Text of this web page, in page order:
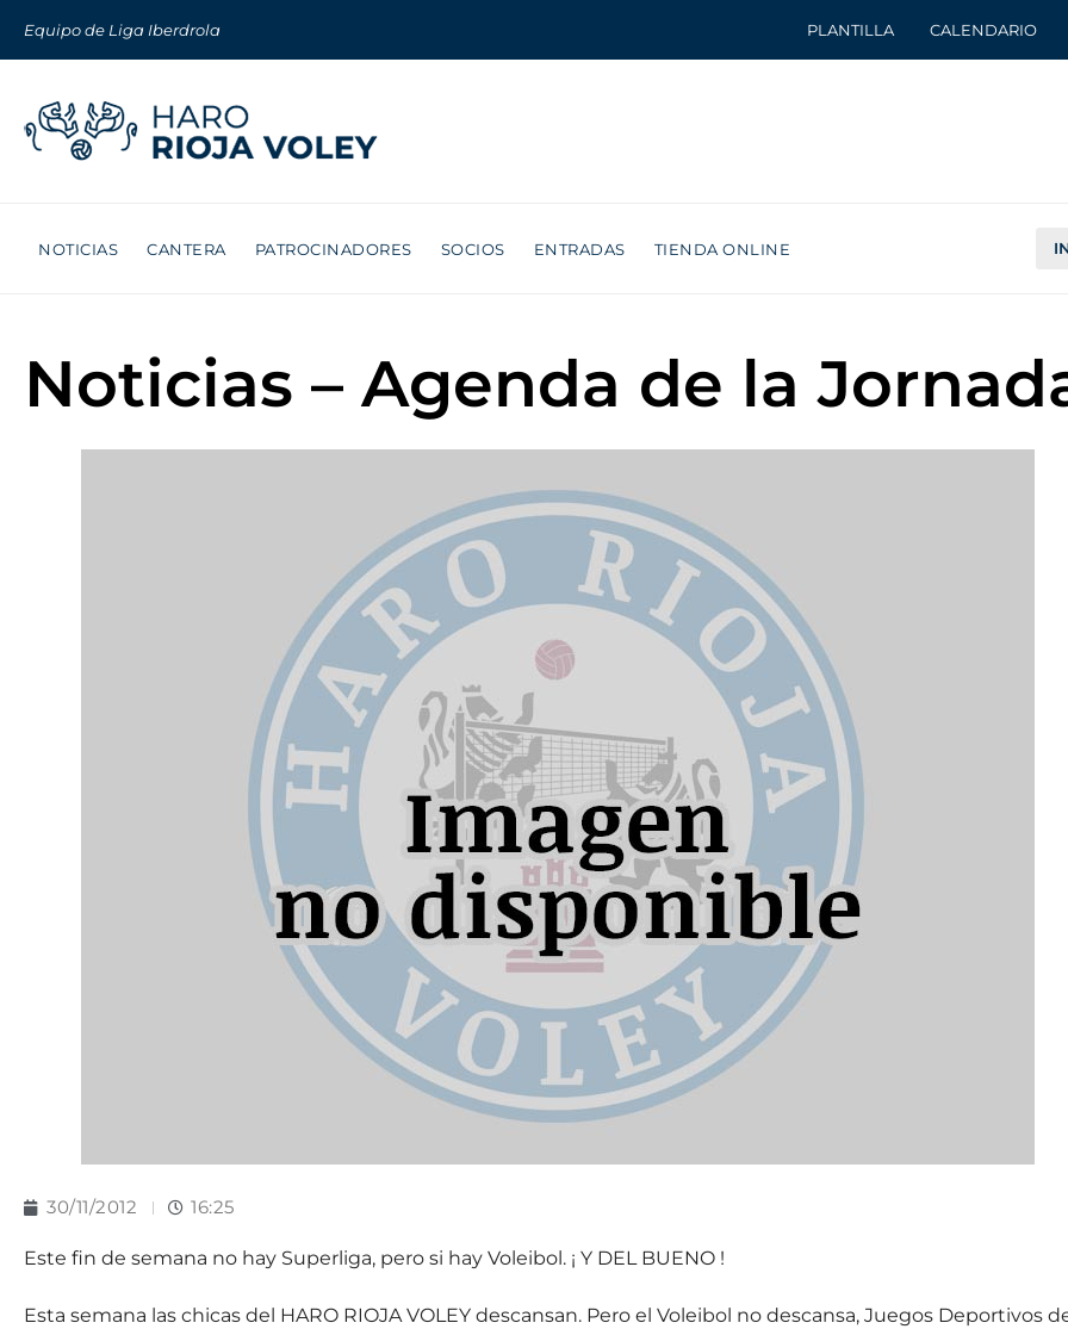
Equipo de Liga Iberdrola PLANTILLA CALENDARIO
NOTICIAS CANTERA PATROCINADORES SOCIOS ENTRADAS TIENDA ONLINE
Noticias – Agenda de la
30/11/2012 16:25
Este fin de semana no hay Superliga, pero si hay Voleibol. ¡ Y DEL BUENO !
Esta semana las chicas del HARO RIOJA VOLEY descansan. Pero el Voleibol no descansa, Juegos Deportivos